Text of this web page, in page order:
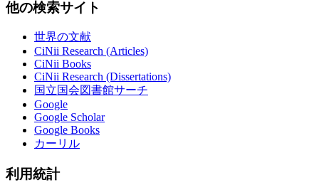
他の検索サイト
世界の文献
CiNii Research (Articles)
CiNii Books
CiNii Research (Dissertations)
国立国会図書館サーチ
Google
Google Scholar
Google Books
カーリル
利用統計